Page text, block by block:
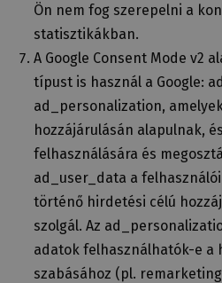
Ön nem fog szerepelni a
statisztikákban.
A Google Consent Mode v2
típust is használ a Google:
ad_personalization,
hozzájárulásán alapulnak,
felhasználására és
ad_user_data a
történő hirdetési célú
szolgál. Az
adatok felhasználhatók-e a
szabásához (pl.